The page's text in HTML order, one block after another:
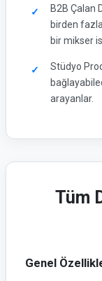
B2B Çalan
birden
bir mikser
Stüdyo
arayanlar.
Tüm
Genel